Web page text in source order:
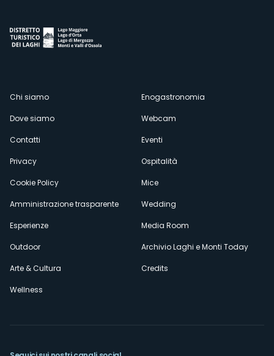
Menù
secondario
Chi siamo
Dove siamo
Contatti
Privacy
Cookie Policy
Amministrazione trasparente
Esperienze
Outdoor
Arte & Cultura
Wellness
Enogastronomia
Webcam
Eventi
Ospitalità
Mice
Wedding
Media Room
Archivio Laghi e Monti Today
Credits